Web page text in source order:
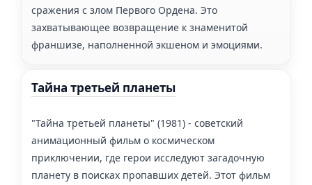
сражения с злом Первого Ордена. Это
захватывающее возвращение к знаменитой
франшизе, наполненной экшеном и эмоциями.
Тайна третьей планеты
"Тайна третьей планеты" (1981) - советский
анимационный фильм о космическом
приключении, где герои исследуют загадочную
планету в поисках пропавших детей. Этот фильм